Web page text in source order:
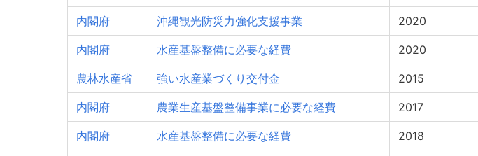
内閣府 沖縄観光防災力強化支援事業 2020
内閣府 水産基盤整備に必要な経費 2020
農林水産省 強い水産業づくり交付金 2015
内閣府 農業生産基盤整備事業に必要な経費 2017
内閣府 水産基盤整備に必要な経費 2018